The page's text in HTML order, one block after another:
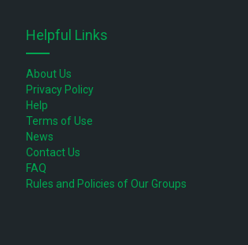
Helpful Links
About Us
Privacy Policy
Help
Terms of Use
News
Contact Us
FAQ
Rules and Policies of Our Groups